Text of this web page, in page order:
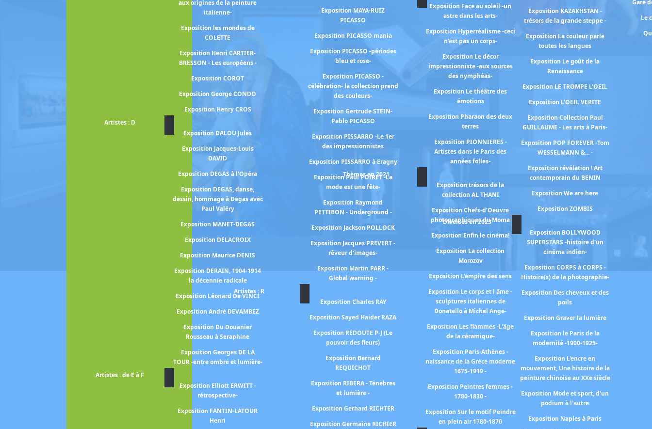
aux origines de la peinture
italienne-
Exposition les mondes de
COLETTE
Exposition Henri CARTIER-
BRESSON - Les européens -
Exposition COROT
Exposition George CONDO
Exposition Henry CROS
Artistes : D
Exposition DALOU Jules
Exposition Jacques-Louis
DAVID
Exposition DEGAS à l'Opéra
Exposition DEGAS, danse,
dessin, hommage à Degas avec
Paul Valéry
Exposition MANET-DEGAS
Exposition DELACROIX
Exposition Maurice DENIS
Exposition DERAIN, 1904-1914
la décennie radicale
Exposition Léonard De VINCI
Exposition André DEVAMBEZ
Exposition Du Douanier
Rousseau à Seraphine
Exposition Georges DE LA
TOUR -entre ombre et lumière-
Artistes : de E à F
Exposition Elliott ERWITT -
rétrospective-
Exposition FANTIN-LATOUR
Henri
Exposition MAYA-RUIZ
PICASSO
Exposition PICASSO mania
Exposition PICASSO -périodes
bleu et rose-
Exposition PICASSO -
célébration- la collection prend
des couleurs-
Exposition Gertrude STEIN-
Pablo PICASSO
Exposition PISSARRO -Le 1er
des impressionnistes
Exposition PISSARRO à Eragny
Exposition Paul POIRET -La
mode est une fête-
Exposition Raymond
PETTIBON - Underground -
Exposition Jackson POLLOCK
Exposition Jacques PREVERT -
rêveur d'images-
Exposition Martin PARR -
Global warning -
Artistes : R
Exposition Charles RAY
Exposition Sayed Haider RAZA
Exposition REDOUTE P-J (Le
pouvoir des fleurs)
Exposition Bernard
REQUICHOT
Exposition RIBERA - Ténèbres
et lumière -
Exposition Gerhard RICHTER
Exposition Germaine RICHIER
Exposition Face au soleil -un
astre dans les arts-
Exposition Hyperréalisme -ceci
n'est pas un corps-
Exposition Le décor
impressionniste -aux sources
des nymphéas-
Exposition Le théâtre des
émotions
Exposition Pharaon des deux
terres
Exposition PIONNIERES -
Artistes dans le Paris des
années folles-
Thèmes en 2021
Exposition trésors de la
collection AL THANI
Exposition Chefs-d’Oeuvre
photographiques du Moma
Exposition Enfin le cinéma!
Exposition La collection
Morozov
Exposition L'empire des sens
Exposition Le corps et l âme -
sculptures italiennes de
Donatello à Michel Ange-
Exposition Les flammes -L'âge
de la céramique-
Exposition Paris-Athènes -
naissance de la Grèce moderne
1675-1919 -
Exposition Peintres femmes -
1780-1830 -
Exposition Sur le motif Peindre
en plein air 1780-1870
Exposition KAZAKHSTAN -
trésors de la grande steppe -
Exposition La couleur parle
toutes les langues
Exposition Le goût de la
Renaissance
Exposition LE TROMPE L'OEIL
Exposition L'OEIL VERITE
Exposition Collection Paul
GUILLAUME - Les arts à Paris-
Exposition POP FOREVER -Tom
WESSELMANN &... -
Exposition révélation ! Art
contemporain du BENIN
Exposition We are here
Exposition ZOMBIS
Diverses en 2023
Exposition BOLLYWOOD
SUPERSTARS -histoire d'un
cinéma indien-
Exposition CORPS à CORPS -
Histoire(s) de la photographie-
Exposition Des cheveux et des
poils
Exposition Graver la lumière
Exposition le Paris de la
modernité -1900-1925-
Exposition L'encre en
mouvement, Une histoire de la
peinture chinoise au XXe siècle
Exposition Mode et sport, d'un
podium à l'autre
Exposition Naples à Paris
Gare
Le